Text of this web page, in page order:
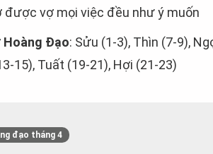
được vợ mọi việc đều như ý muốn
Hoàng Đạo: Sửu (1-3), Thìn (7-9),
15), Tuất (19-21), Hợi (21-23)
đạo tháng 4